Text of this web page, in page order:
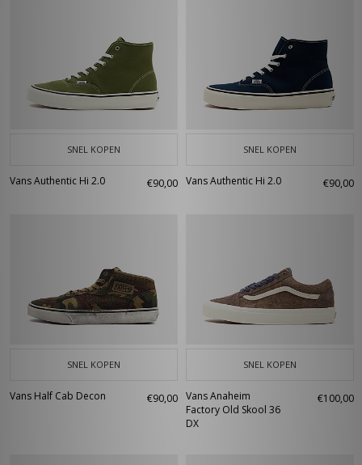
SNEL KOPEN
Vans Authentic Hi 2.0 €90,00
SNEL KOPEN
Vans Authentic Hi 2.0 €90,00
SNEL KOPEN
Vans Half Cab Decon €90,00
SNEL KOPEN
Vans Anaheim
Factory Old Skool 36
DX
€100,00